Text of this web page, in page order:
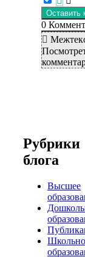
0
Рубрики
блога
Высшее